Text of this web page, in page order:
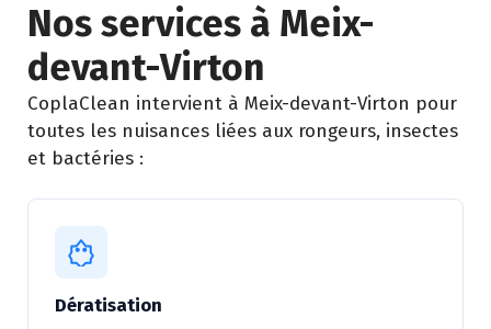
Nos services à Meix-
devant-Virton
CoplaClean intervient à Meix-devant-Virton pour
toutes les nuisances liées aux rongeurs, insectes
et bactéries :
Dératisation